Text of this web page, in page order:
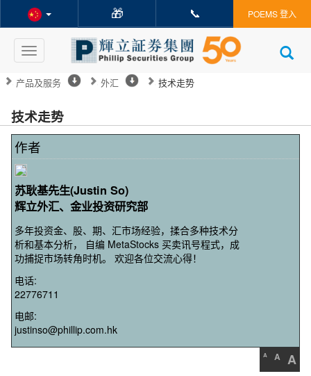
🎁 📞 POEMS 登入
Toggle
navigation
产品及服务 外汇 技术走势
技术走势
作者
苏耿基先生(Justin So)
辉立外汇、金业投资研究部
多年投资金、股、期、汇市场经验，揉合多种技术分
析和基本分析， 自编 MetaStocks 买卖讯号程式，成
功捕捉市场转角时机。 欢迎各位交流心得！
电话:
22776711
电邮:
justinso@phillip.com.hk
A A A